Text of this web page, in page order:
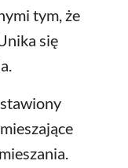
tym, że
się